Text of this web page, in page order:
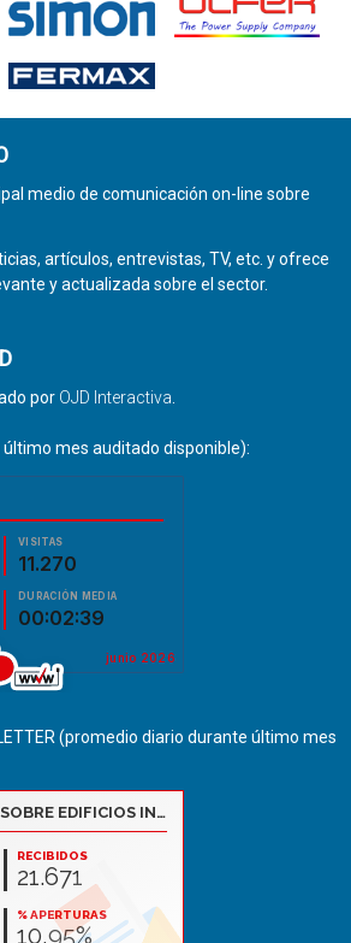
medio de comunicación on-line sobre
artículos, entrevistas, TV, etc. y ofrece
y actualizada sobre el sector.
por OJD Interactiva.
último mes auditado disponible):
(promedio diario durante último mes